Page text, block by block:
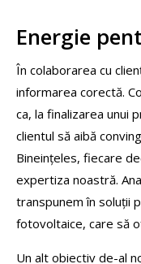
Energie
În colaborarea cu
informarea corectă.
ca, la finalizarea unui
clientul să aibă
Bineințeles, fiecare
expertiza noastră.
transpunem în soluții
fotovoltaice, care să
Un alt obiectiv de-al